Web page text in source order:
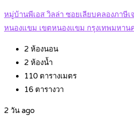
หมู่บ้านพีเอส วิลล่า ซอยเลียบคลองภาษี
หนองแขม เขตหนองแขม กรุงเทพมหาน
2 ห้องนอน
2 ห้องน้ำ
110 ตารางเมตร
16 ตารางวา
2 วัน ago